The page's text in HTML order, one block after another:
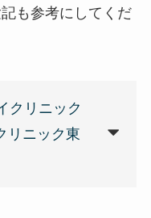
も参考にしてくだ
クリニック
リニック東